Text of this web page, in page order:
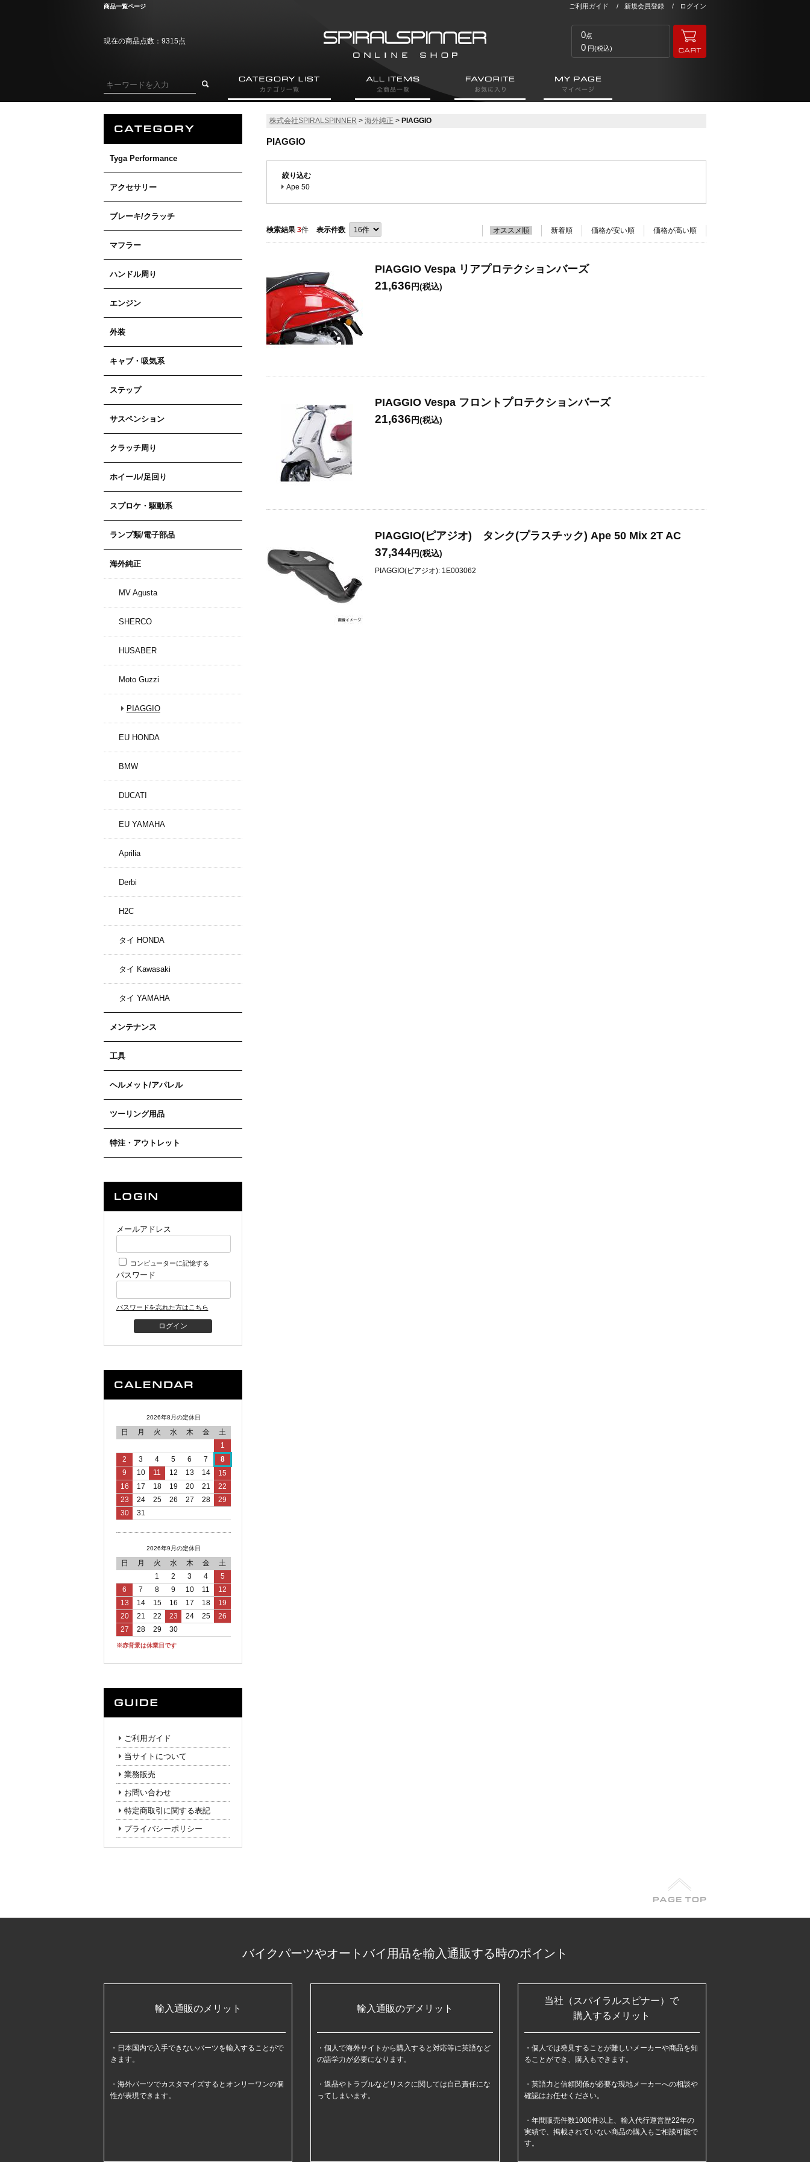
商品一覧ページ ご利用ガイド 新規会員登録 ログイン
現在の商品点数：9315点
0点
0 円(税込)
Tyga Performance
アクセサリー
ブレーキ/クラッチ
マフラー
ハンドル周り
エンジン
外装
キャブ・吸気系
ステップ
サスペンション
クラッチ周り
ホイール/足回り
スプロケ・駆動系
ランプ類/電子部品
海外純正
MV Agusta
SHERCO
HUSABER
Moto Guzzi
PIAGGIO
EU HONDA
BMW
DUCATI
EU YAMAHA
Aprilia
Derbi
H2C
タイ HONDA
タイ Kawasaki
タイ YAMAHA
メンテナンス
工具
ヘルメット/アパレル
ツーリング用品
特注・アウトレット
メールアドレス
コンピューターに記憶する
パスワード
パスワードを忘れた方はこちら
2026年8月の定休日
日 月 火 水 木 金
土
1
2
3 4 5 6 7
8
9
10 11 12 13 14
15
16
17 18 19 20 21
22
23
24 25 26 27 28
29
30
31
2026年9月の定休日
日 月 火 水 木 金
土
1
2 3 4
5
6
7 8 9 10 11
12
13
14 15 16 17 18
19
20
21 22 23 24 25
26
27
28 29 30
※赤背景は休業日です
ご利用ガイド
当サイトについて
業務販売
お問い合わせ
特定商取引に関する表記
プライバシーポリシー
株式会社SPIRALSPINNER > 海外純正 > PIAGGIO
PIAGGIO
絞り込む
Ape 50
検索結果 3件 表示件数 オススメ順 新着順 価格が安い順 価格が高い順
PIAGGIO Vespa リアプロテクションバーズ
21,636 円(税込)
PIAGGIO Vespa フロントプロテクションバーズ
21,636 円(税込)
PIAGGIO(ピアジオ) タンク(プラスチック) Ape 50 Mix 2T AC
37,344円(税込)
PIAGGIO(ピアジオ): 1E003062
バイクパーツやオートバイ用品を輸入通販する時のポイント
輸入通販のメリット
日本国内で入手できないパーツを輸入することがで
きます。
海外パーツでカスタマイズするとオンリーワンの個
性が表現できます。
輸入通販のデメリット
個人で海外サイトから購入すると対応等に英語など
の語学力が必要になります。
返品やトラブルなどリスクに関しては自己責任にな
ってしまいます。
当社（スパイラルスピナー）で
購入するメリット
個人では発見することが難しいメーカーや商品を知
ることができ、購入もできます。
英語力と信頼関係が必要な現地メーカーへの相談や
確認はお任せください。
年間販売件数1000件以上、輸入代行運営歴22年の
実績で、掲載されていない商品の購入もご相談可能で
す。